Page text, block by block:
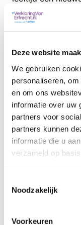
Deze website
We gebruiken
personaliseren,
en om ons
informatie over uw
partners voor
partners kunnen
informatie die u
verzameld op
Noodzakelijk
Voorkeuren
mee trouwen of
hebben voor de
zijnopgenomen
leveren nieuwe
erfenis.
Kort na elkaar
Als gehuwde
ze we elkaars
laats overlijdt is
In een testament
twee momenten